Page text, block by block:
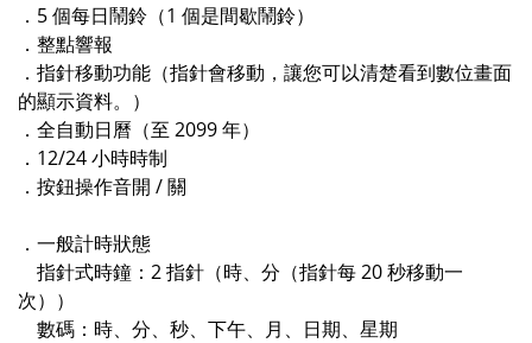
．5 個每日鬧鈴（1 個是間歇鬧鈴）
．整點響報
．指針移動功能（指針會移動，讓您可以清楚看到數位畫面
的顯示資料。）
．全自動日曆（至 2099 年）
．12/24 小時時制
．按鈕操作音開 / 關
．一般計時狀態
指針式時鐘：2 指針（時、分（指針每 20 秒移動一
次））
數碼：時、分、秒、下午、月、日期、星期